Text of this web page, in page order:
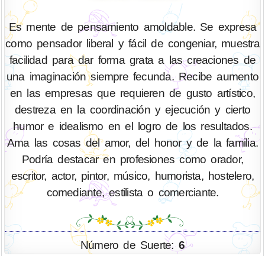
Es mente de pensamiento amoldable. Se expresa
como pensador liberal y fácil de congeniar, muestra
facilidad para dar forma grata a las creaciones de
una imaginación siempre fecunda. Recibe aumento
en las empresas que requieren de gusto artístico,
destreza en la coordinación y ejecución y cierto
humor e idealismo en el logro de los resultados.
Ama las cosas del amor, del honor y de la familia.
Podría destacar en profesiones como orador,
escritor, actor, pintor, músico, humorista, hostelero,
comediante, estilista o comerciante.
Número de Suerte: 6